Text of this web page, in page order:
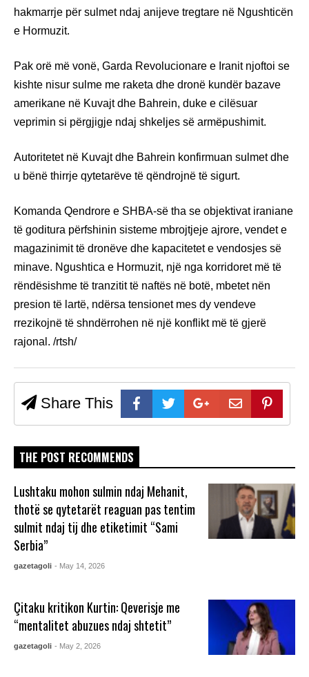
hakmarrje për sulmet ndaj anijeve tregtare në Ngushticën
e Hormuzit.
Pak orë më vonë, Garda Revolucionare e Iranit njoftoi se
kishte nisur sulme me raketa dhe dronë kundër bazave
amerikane në Kuvajt dhe Bahrein, duke e cilësuar
veprimin si përgjigje ndaj shkeljes së armëpushimit.
Autoritetet në Kuvajt dhe Bahrein konfirmuan sulmet dhe
u bënë thirrje qytetarëve të qëndrojnë të sigurt.
Komanda Qendrore e SHBA-së tha se objektivat iraniane
të goditura përfshinin sisteme mbrojtjeje ajrore, vendet e
magazinimit të dronëve dhe kapacitetet e vendosjes së
minave. Ngushtica e Hormuzit, një nga korridoret më të
rëndësishme të tranzitit të naftës në botë, mbetet nën
presion të lartë, ndërsa tensionet mes dy vendeve
rrezikojnë të shndërrohen në një konflikt më të gjerë
rajonal. /rtsh/
Share This
THE POST RECOMMENDS
Lushtaku mohon sulmin ndaj Mehanit,
thotë se qytetarët reaguan pas tentim
sulmit ndaj tij dhe etiketimit “Sami
Serbia”
gazetagoli - May 14, 2026
Çitaku kritikon Kurtin: Qeverisje me
“mentalitet abuzues ndaj shtetit”
gazetagoli - May 2, 2026